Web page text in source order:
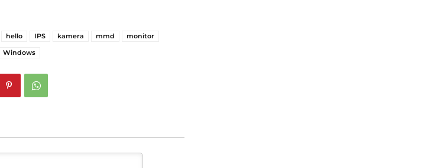
hello IPS kamera mmd
monitor
Windows